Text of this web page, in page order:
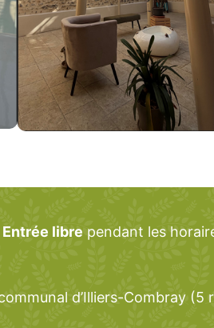
Entrée libre pendant les
d’Illiers-Combray (5